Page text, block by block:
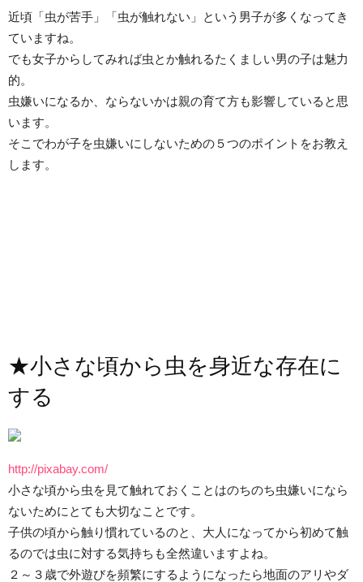
近頃「虫が苦手」「虫が触れない」という男子が多くなってき
ていますね。
でも女子からしてみれば虫とか触れるたくましい男の子は魅力
的。
虫嫌いになるか、ならないかは親の育て方も影響していると思
います。
そこでわが子を虫嫌いにしないための５つのポイントをお教え
します。
★小さな頃から虫を身近な存在に
する
http://pixabay.com/
小さな頃から虫を見て触れておくことはのちのち虫嫌いになら
ないためにとても大切なことです。
子供の頃から触り慣れているのと、大人になってから初めて触
るのでは虫に対する気持ちも全然違いますよね。
２～３歳で外遊びを頻繁にするようになったら地面のアリやダ